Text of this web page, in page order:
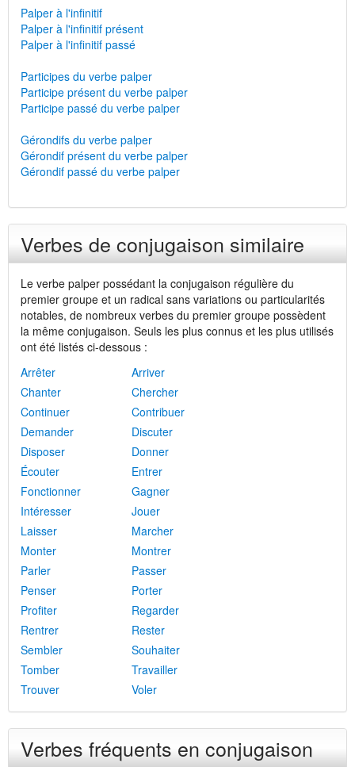
Palper à l'infinitif
Palper à l'infinitif présent
Palper à l'infinitif passé
Participes du verbe palper
Participe présent du verbe palper
Participe passé du verbe palper
Gérondifs du verbe palper
Gérondif présent du verbe palper
Gérondif passé du verbe palper
Verbes de conjugaison similaire
Le verbe palper possédant la conjugaison régulière du
premier groupe et un radical sans variations ou particularités
notables, de nombreux verbes du premier groupe possèdent
la même conjugaison. Seuls les plus connus et les plus utilisés
ont été listés ci-dessous :
Arrêter
Arriver
Chanter
Chercher
Continuer
Contribuer
Demander
Discuter
Disposer
Donner
Écouter
Entrer
Fonctionner
Gagner
Intéresser
Jouer
Laisser
Marcher
Monter
Montrer
Parler
Passer
Penser
Porter
Profiter
Regarder
Rentrer
Rester
Sembler
Souhaiter
Tomber
Travailler
Trouver
Voler
Verbes fréquents en conjugaison